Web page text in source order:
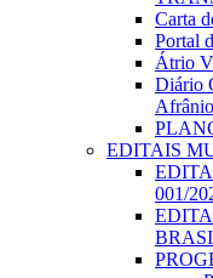
Carta
Portal
Átrio
Diário
EDITAIS
001/